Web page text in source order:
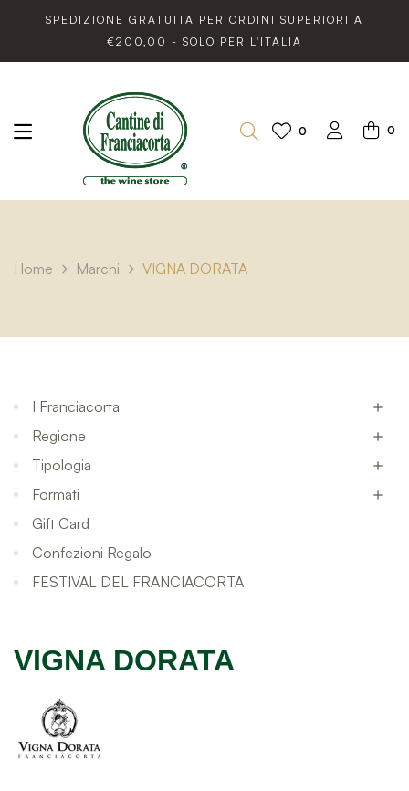
SPEDIZIONE GRATUITA PER ORDINI SUPERIORI A
€200,00 - SOLO PER L'ITALIA
0 0
Home Marchi VIGNA DORATA
I Franciacorta 
Regione 
Tipologia 
Formati 
Gift Card
Confezioni Regalo
FESTIVAL DEL FRANCIACORTA
VIGNA DORATA